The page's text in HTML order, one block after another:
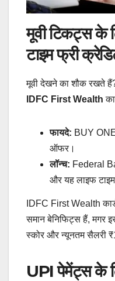
मूवी टिकट्स के
टाइम फ्री
मूवी देखने का शौक रखते
IDFC First Wealth
फायदे: BUY
ऑफर।
लॉन्च: Federal
और यह लाइफ
IDFC First Wealth
समान बेनिफिट्स हैं, मगर
स्कोर और न्यूनतम सैलरी ₹1
UPI पेमेंट्स के